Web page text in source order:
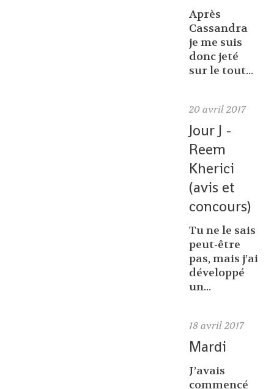
Après
Cassandra
je me suis
donc jeté
sur le tout...
20 avril 2017
Jour J -
Reem
Kherici
(avis et
concours)
Tu ne le sais
peut-être
pas, mais j’ai
développé
un...
18 avril 2017
Mardi
J’avais
commencé